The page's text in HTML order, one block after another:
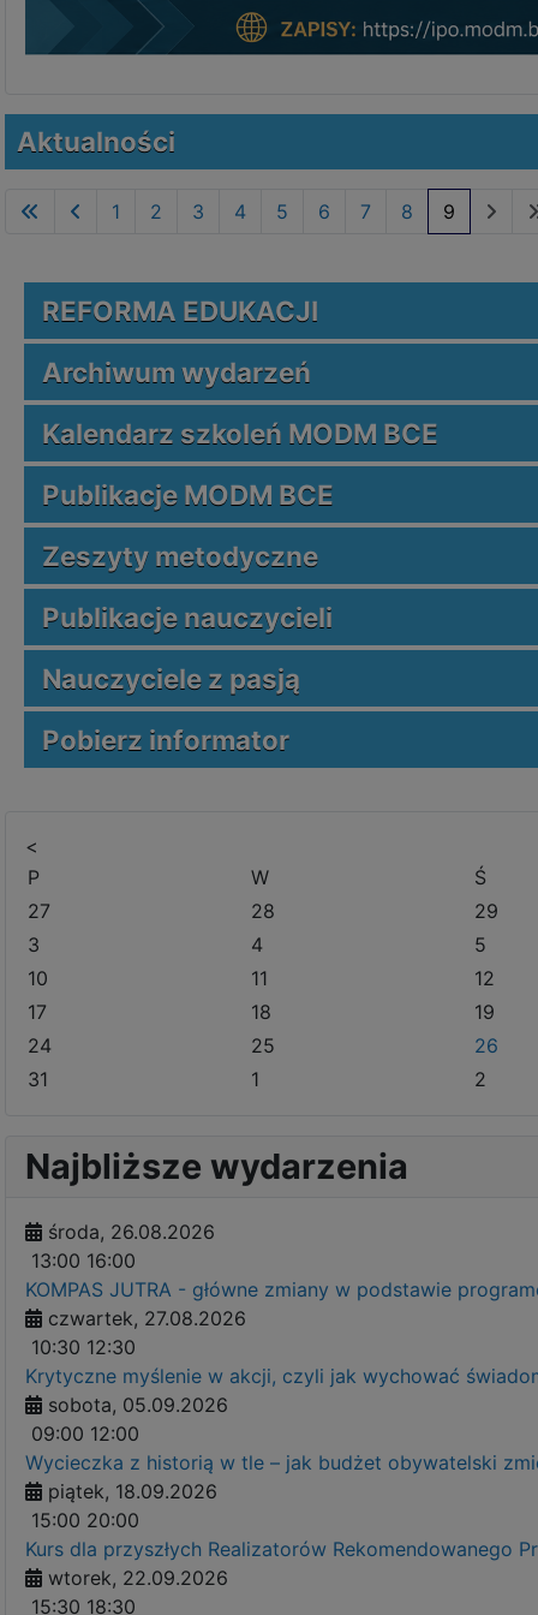
Aktualności
1 2 3 4 5 6 7 8 9
REFORMA EDUKACJI
Archiwum wydarzeń
Kalendarz szkoleń MODM BCE
Publikacje MODM BCE
Zeszyty metodyczne
Publikacje nauczycieli
Nauczyciele z pasją
Pobierz informator
<
P
W Ś
27
28 29
3
4 5
10
11 12
17
18 19
24
25 26
31
1 2
Najbliższe wydarzenia
środa, 26.08.2026
13:00 16:00
KOMPAS JUTRA - główne zmiany w podstawie
czwartek, 27.08.2026
10:30 12:30
Krytyczne myślenie w akcji, czyli jak wychować
sobota, 05.09.2026
09:00 12:00
Wycieczka z historią w tle – jak budżet obywatelski
piątek, 18.09.2026
15:00 20:00
Kurs dla przyszłych Realizatorów Rekomendowanego
wtorek, 22.09.2026
15:30 18:30